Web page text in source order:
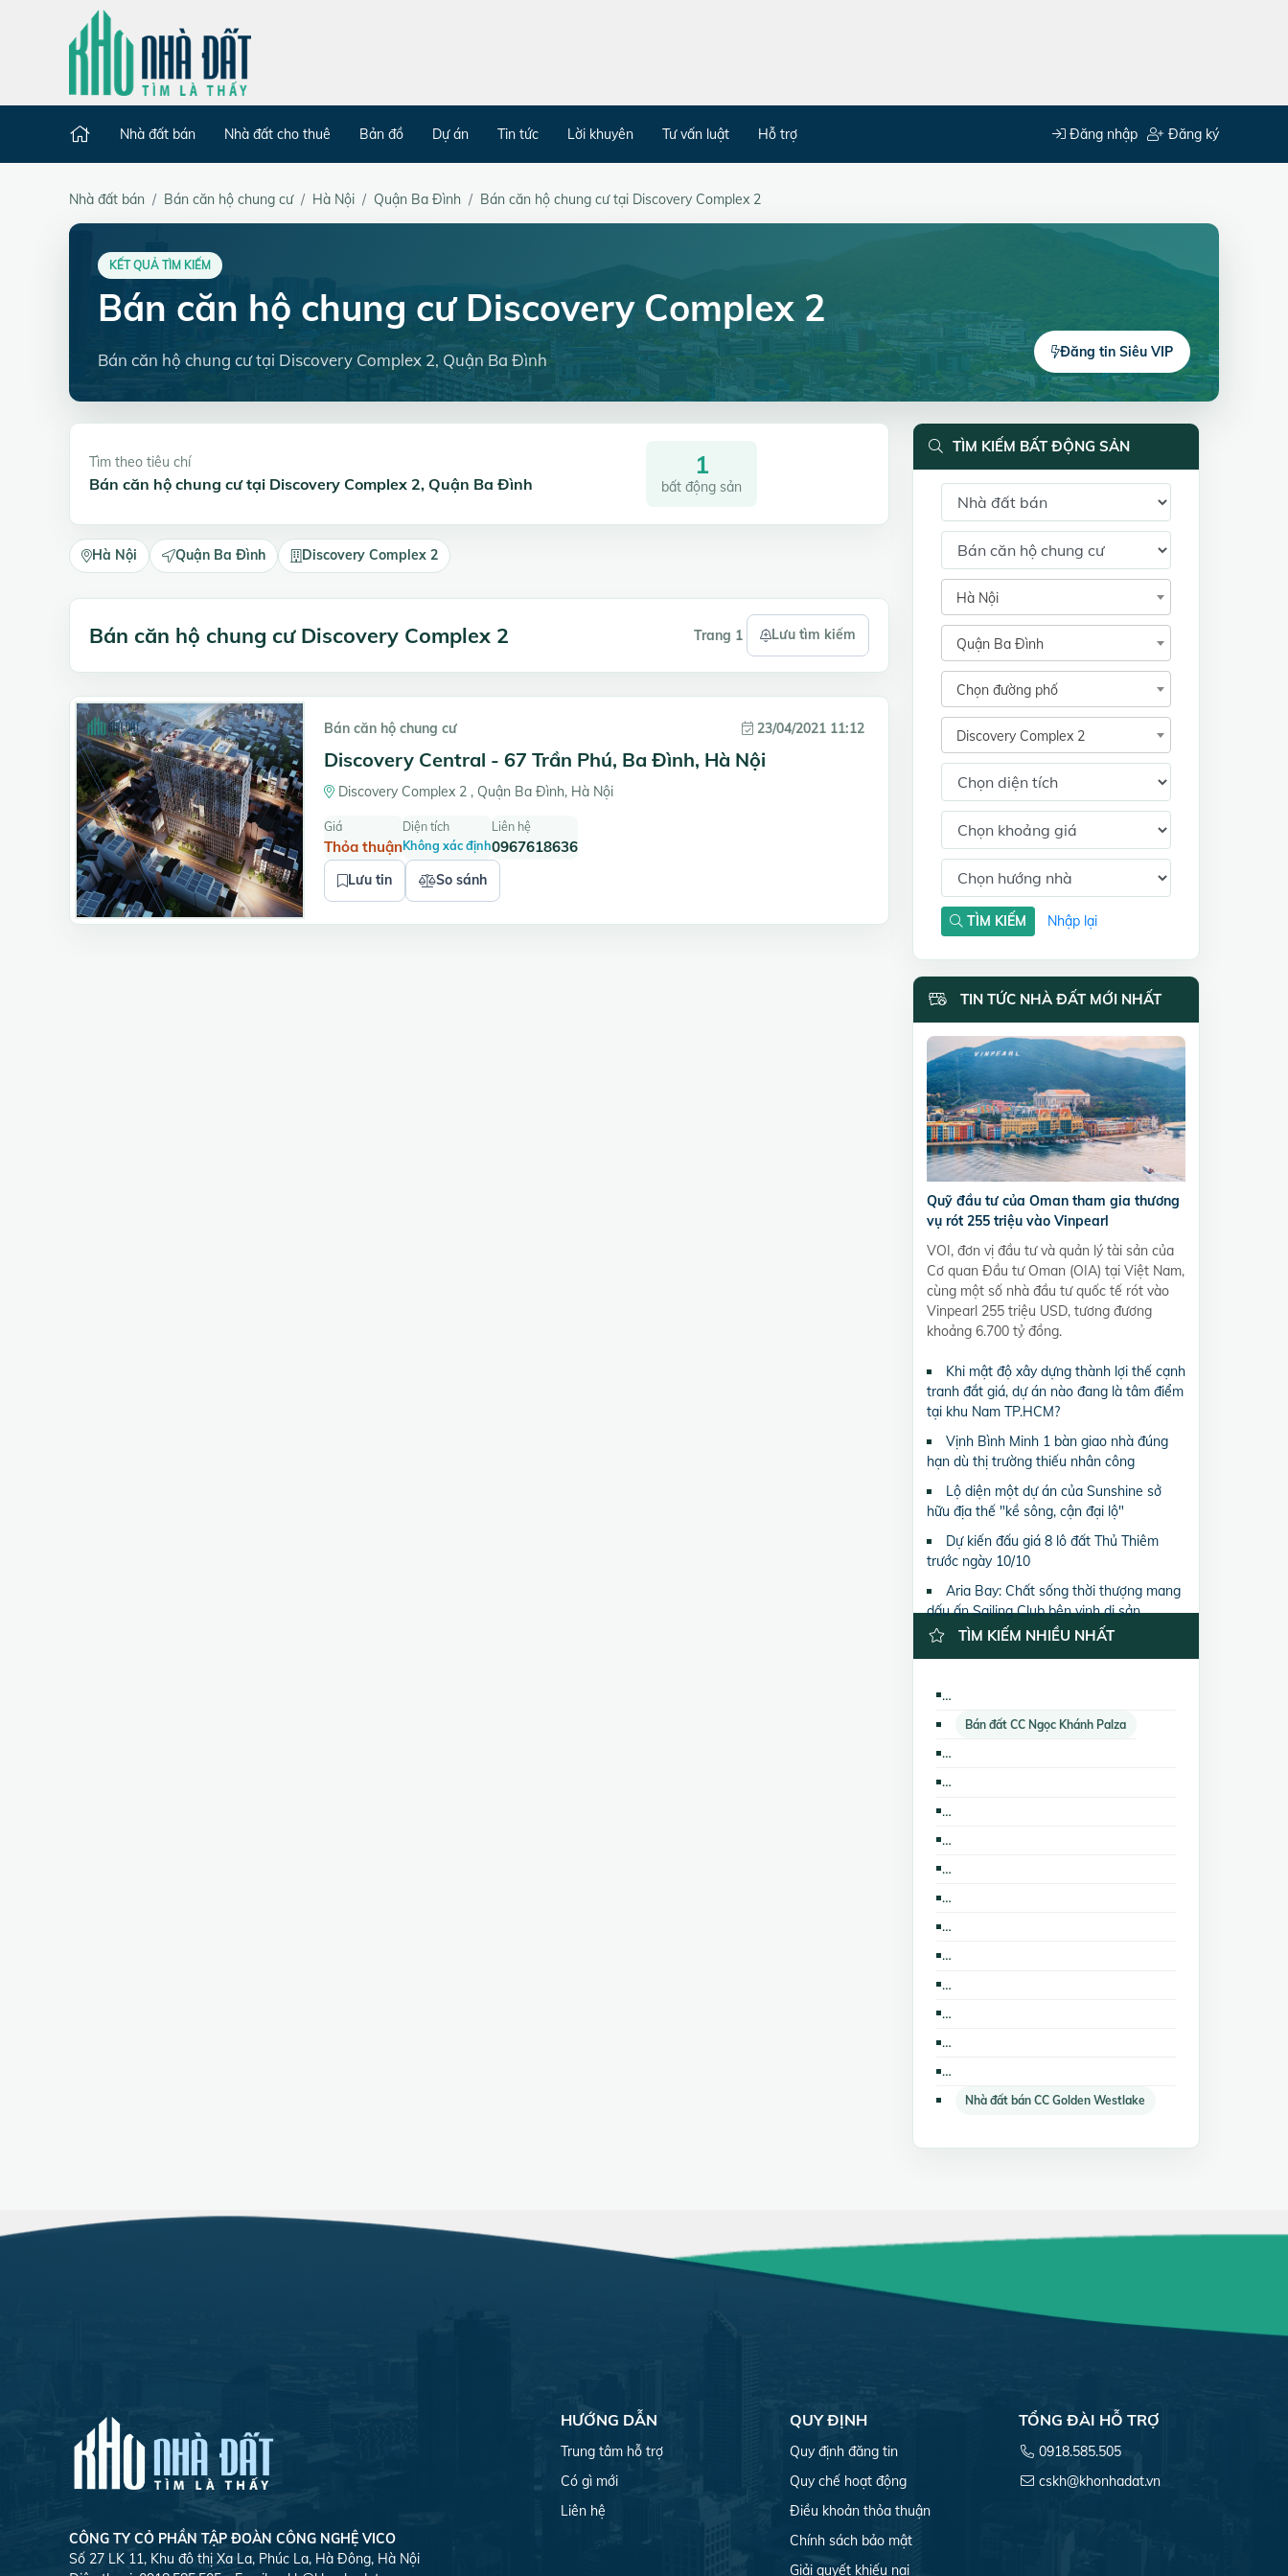
Nhà đất bán Nhà đất cho thuê Bản đồ Dự án Tin tức Lời khuyên Tư vấn luật Hỗ trợ Đăng nhập Đăng ký
Nhà đất bán Bán căn hộ chung cư Hà Nội Quận Ba Đình Bán căn hộ chung cư tại Discovery Complex 2
KẾT QUẢ TÌM KIẾM
Bán căn hộ chung cư Discovery Complex 2
Bán căn hộ chung cư tại Discovery Complex 2, Quận Ba Đình Đăng tin Siêu VIP
Tìm theo tiêu chí
Bán căn hộ chung cư tại Discovery Complex 2, Quận Ba Đình
1
bất động sản
Hà Nội Quận Ba Đình Discovery Complex 2
Bán căn hộ chung cư Discovery Complex 2 Trang 1 Lưu tìm kiếm
Bán căn hộ chung cư 23/04/2021 11:12
Discovery Central - 67 Trần Phú, Ba Đình, Hà Nội
Discovery Complex 2 , Quận Ba Đình, Hà Nội
Giá
Thỏa thuận
Diện tích
Không xác định
Liên hệ
0967618636
Lưu tin So sánh
TÌM KIẾM BẤT ĐỘNG SẢN
Hà Nội
Quận Ba Đình
Chọn đường phố
Discovery Complex 2
TÌM KIẾM Nhập lại
TIN TỨC NHÀ ĐẤT MỚI NHẤT
Quỹ đầu tư của Oman tham gia thương
vụ rót 255 triệu vào Vinpearl
VOI, đơn vị đầu tư và quản lý tài sản của
Cơ quan Đầu tư Oman (OIA) tại Việt Nam,
cùng một số nhà đầu tư quốc tế rót vào
Vinpearl 255 triệu USD, tương đương
khoảng 6.700 tỷ đồng.
Khi mật độ xây dựng thành lợi thế cạnh
tranh đắt giá, dự án nào đang là tâm điểm
tại khu Nam TP.HCM?
Vịnh Bình Minh 1 bàn giao nhà đúng
hạn dù thị trường thiếu nhân công
Lộ diện một dự án của Sunshine sở
hữu địa thế "kề sông, cận đại lộ"
Dự kiến đấu giá 8 lô đất Thủ Thiêm
trước ngày 10/10
Aria Bay: Chất sống thời thượng mang
dấu ấn Sailing Club bên vịnh di sản
TÌM KIẾM NHIỀU NHẤT
Bán đất CC Ngọc Khánh Palza
Nhà đất bán CC Golden Westlake
CÔNG TY CỎ PHẦN TẬP ĐOÀN CÔNG NGHỆ VICO
Số 27 LK 11, Khu đô thị Xa La, Phúc La, Hà Đông, Hà Nội
HƯỚNG DẪN
Trung tâm hỗ trợ
Có gì mới
Liên hệ
QUY ĐỊNH
Quy định đăng tin
Quy chế hoạt động
Điều khoản thỏa thuận
Chính sách bảo mật
Giải quyết khiếu nại
TỔNG ĐÀI HỖ TRỢ
0918.585.505
cskh@khonhadat.vn